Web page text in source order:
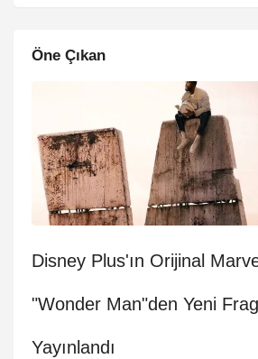
Öne Çıkan
Disney Plus'ın Orijinal
"Wonder Man"den Yeni
Yayınlandı